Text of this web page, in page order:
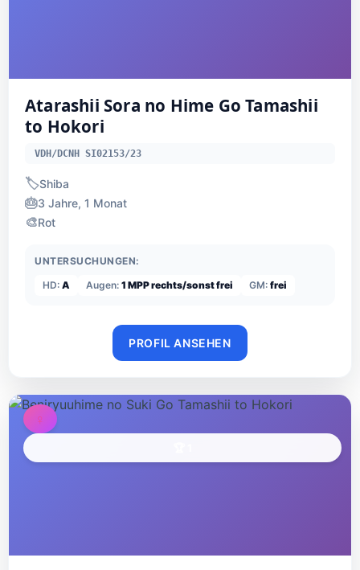
Atarashii Sora no Hime Go Tamashii
to Hokori
VDH/DCNH SI02153/23
🏷️Shiba
🎂3 Jahre, 1 Monat
🎨Rot
UNTERSUCHUNGEN:
HD: A Augen: 1 MPP rechts/sonst frei GM: frei
PROFIL ANSEHEN
♀